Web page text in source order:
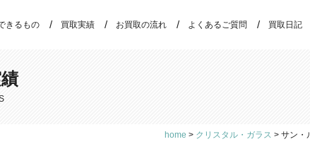
きるもの 買取実績 お買取の流れ よくあるご質問 買取日記
home > クリスタル・ガラス > サン・